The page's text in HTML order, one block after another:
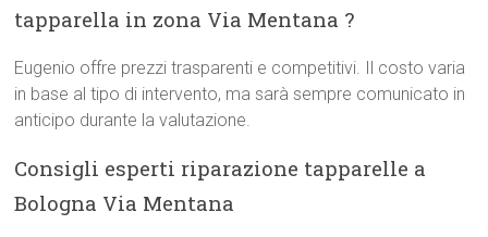
tapparella in zona Via Mentana ?
Eugenio offre prezzi trasparenti e competitivi. Il costo varia
in base al tipo di intervento, ma sarà sempre comunicato in
anticipo durante la valutazione.
Consigli esperti riparazione tapparelle a
Bologna Via Mentana